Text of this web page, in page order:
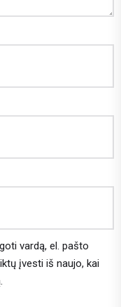
vardą, el. pašto
įvesti iš naujo, kai